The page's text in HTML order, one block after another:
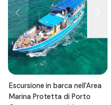
Escursione in barca nell'Area
Marina Protetta di Porto